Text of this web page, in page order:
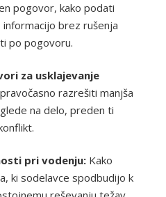
pogovor, kako podati
brez rušenja
po pogovoru.
za usklajevanje
razrešiti manjša
na delo, preden ti
pri vodenju: Kako
ki sodelavce spodbudijo k